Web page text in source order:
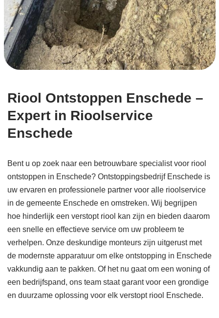
Riool Ontstoppen Enschede –
Expert in Rioolservice
Enschede
Bent u op zoek naar een betrouwbare specialist voor riool
ontstoppen in Enschede? Ontstoppingsbedrijf Enschede is
uw ervaren en professionele partner voor alle rioolservice
in de gemeente Enschede en omstreken. Wij begrijpen
hoe hinderlijk een verstopt riool kan zijn en bieden daarom
een snelle en effectieve service om uw probleem te
verhelpen. Onze deskundige monteurs zijn uitgerust met
de modernste apparatuur om elke ontstopping in Enschede
vakkundig aan te pakken. Of het nu gaat om een woning of
een bedrijfspand, ons team staat garant voor een grondige
en duurzame oplossing voor elk verstopt riool Enschede.